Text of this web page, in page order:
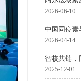
2026-06-10
2026-04-14
2025-12-01